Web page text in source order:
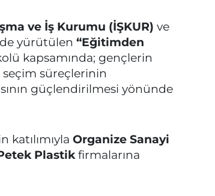
ve İş Kurumu (İŞKUR) ve
yürütülen “Eğitimden
kapsamında; gençlerin
seçim süreçlerinin
güçlendirilmesi yönünde
katılımıyla Organize Sanayi
Plastikfirmalarına